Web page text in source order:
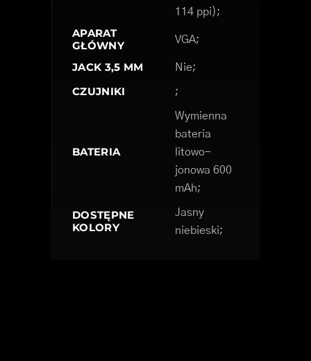
114 ppi);
APARAT
GŁÓWNY
VGA;
JACK 3,5 MM Nie;
CZUJNIKI ;
BATERIA
Wymienna
bateria
litowo-
jonowa 600
mAh;
DOSTĘPNE
KOLORY
Jasny
niebieski;